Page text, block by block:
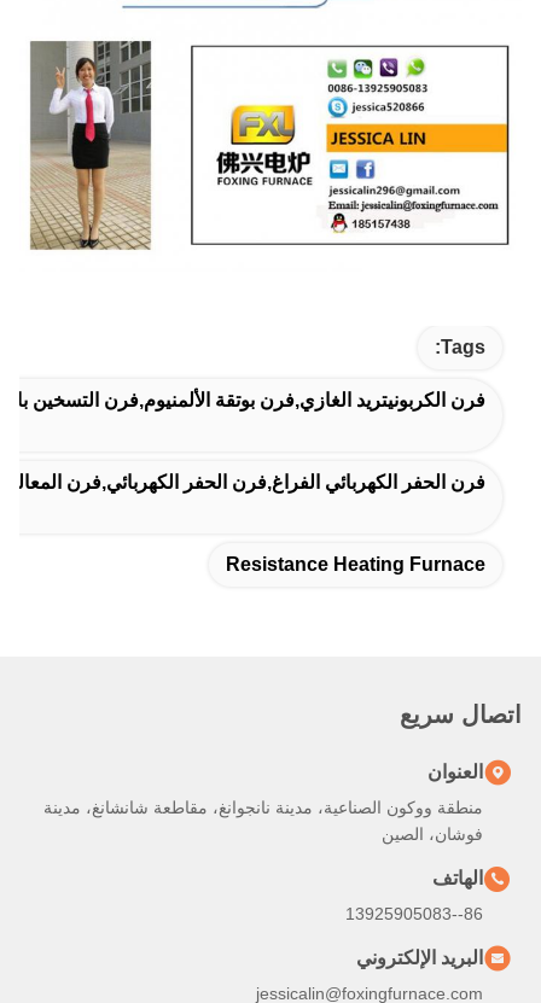
Tags:
فرن الكربونيتريد الغازي,فرن بوتقة الألمنيوم,فرن التسخين
فرن الحفر الكهربائي الفراغ,فرن الحفر الكهربائي,فرن
Resistance Heating Furnace
اتصال سريع
العنوان
منطقة ووكون الصناعية، مدينة نانجوانغ، مقاطعة شانشانغ، مدينة
فوشان، الصين
الهاتف
86--13925905083
البريد الإلكتروني
jessicalin@foxingfurnace.com